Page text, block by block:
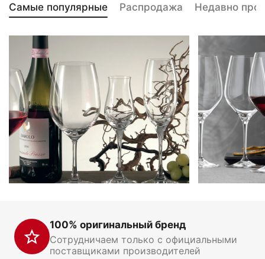
Самые популярные Распродажа Недавно
100% оригинальный бренд
Сотрудничаем только с официальными
поставщиками производителей